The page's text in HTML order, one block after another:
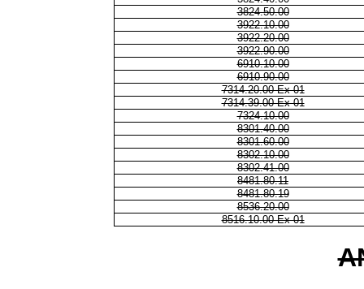
3824.50.00
3922.10.00
3922.20.00
3922.90.00
6910.10.00
6910.90.00
7314.20.00 Ex 01
7314.39.00 Ex 01
7324.10.00
8301.40.00
8301.60.00
8302.10.00
8302.41.00
8481.80.11
8481.80.19
8536.20.00
8516.10.00 Ex 01